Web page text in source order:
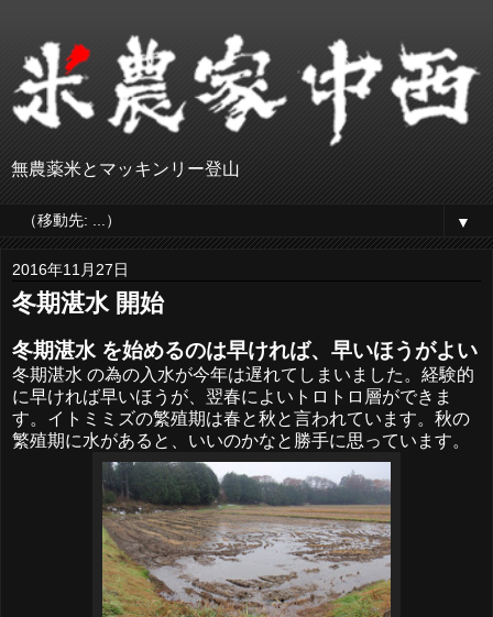
無農薬米とマッキンリー登山
▼
2016年11月27日
冬期湛水 開始
冬期湛水 を始めるのは早ければ、早いほうがよい
冬期湛水 の為の入水が今年は遅れてしまいました。経験的
に早ければ早いほうが、翌春によいトロトロ層ができま
す。イトミミズの繁殖期は春と秋と言われています。秋の
繁殖期に水があると、いいのかなと勝手に思っています。